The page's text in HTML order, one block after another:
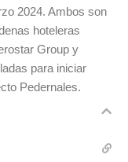
2024. Ambos son
hoteleras
Group y
para iniciar
Pedernales.